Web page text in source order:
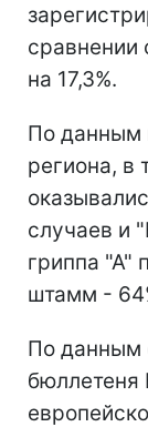
на 17,3%.
По данным
региона, в
случаев и
гриппа "А"
штамм -
По данным
бюллетеня